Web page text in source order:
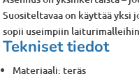
Suositeltavaa on käyttää yksi
sopii useimpiin
Tekniset tiedot
Materiaali: teräs